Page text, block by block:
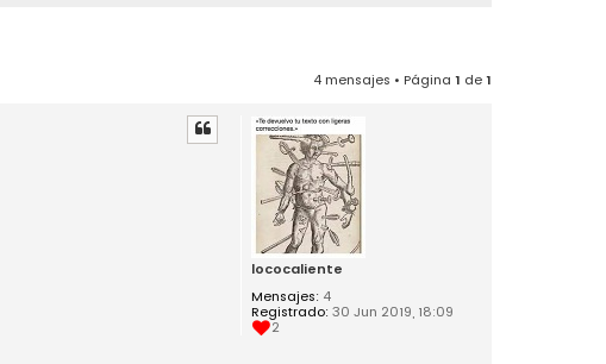
4 mensajes • Página 1 de1
lococaliente
Mensajes: 4
Registrado: 30 Jun 2019, 18:09
2